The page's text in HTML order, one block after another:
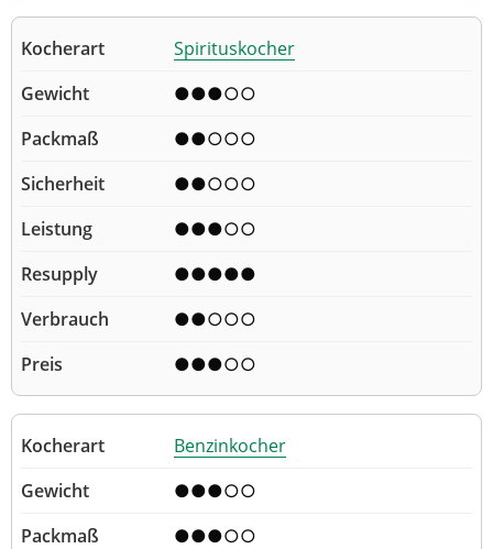
Spirituskocher
●●●○○
●●○○○
●●○○○
●●●○○
●●●●●
●●○○○
●●●○○
Benzinkocher
●●●○○
●●●○○